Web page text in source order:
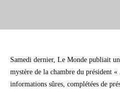
Samedi dernier, Le Monde publiait
mystère de la chambre du président
informations sûres, complétées de